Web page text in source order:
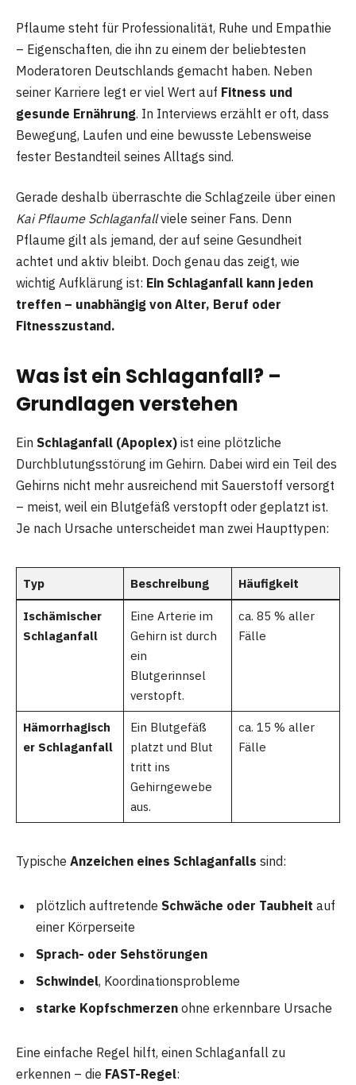
Pflaume steht für Professionalität, Ruhe und Empathie
– Eigenschaften, die ihn zu einem der beliebtesten
Moderatoren Deutschlands gemacht haben. Neben
seiner Karriere legt er viel Wert auf Fitness und
gesunde Ernährung. In Interviews erzählt er oft, dass
Bewegung, Laufen und eine bewusste Lebensweise
fester Bestandteil seines Alltags sind.
Gerade deshalb überraschte die Schlagzeile über einen
Kai Pflaume Schlaganfallviele seiner Fans. Denn
Pflaume gilt als jemand, der auf seine Gesundheit
achtet und aktiv bleibt. Doch genau das zeigt, wie
wichtig Aufklärung ist: Ein Schlaganfall kann jeden
treffen – unabhängig von Alter, Beruf oder
Fitnesszustand.
Was ist ein Schlaganfall? –
Grundlagen verstehen
Ein Schlaganfall (Apoplex) ist eine plötzliche
Durchblutungsstörung im Gehirn. Dabei wird ein Teil des
Gehirns nicht mehr ausreichend mit Sauerstoff versorgt
– meist, weil ein Blutgefäß verstopft oder geplatzt ist.
Je nach Ursache unterscheidet man zwei Haupttypen:
Typ Beschreibung Häufigkeit
Ischämischer
Schlaganfall
Eine Arterie im
Gehirn ist durch
ein
Blutgerinnsel
verstopft.
ca. 85 % aller
Fälle
Hämorrhagisch
er Schlaganfall
Ein Blutgefäß
platzt und Blut
tritt ins
Gehirngewebe
aus.
ca. 15 % aller
Fälle
Typische Anzeichen eines Schlaganfalls sind:
plötzlich auftretende Schwäche oder Taubheit auf
einer Körperseite
Sprach- oder Sehstörungen
Schwindel, Koordinationsprobleme
starke Kopfschmerzen ohne erkennbare Ursache
Eine einfache Regel hilft, einen Schlaganfall zu
erkennen – die FAST-Regel: